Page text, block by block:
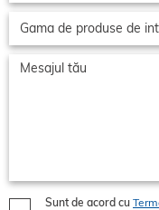
Sunt de acord cu